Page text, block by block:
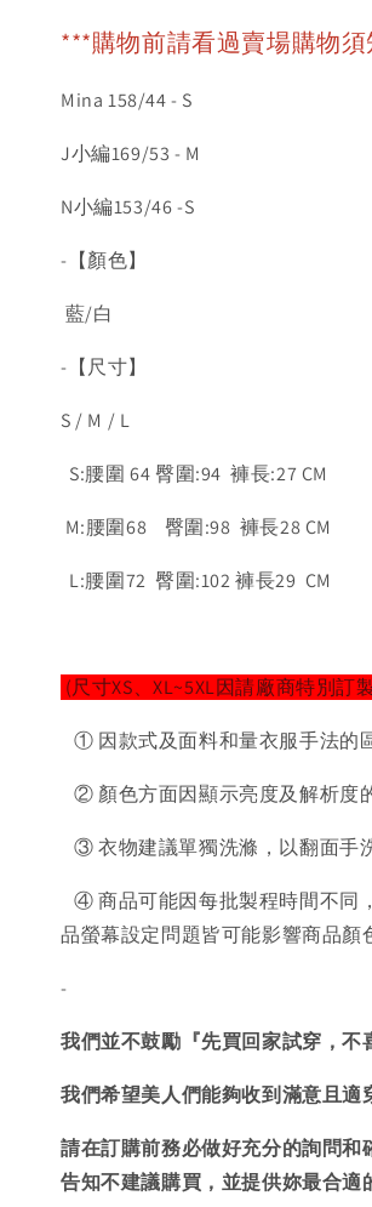
***購物前請看過賣場購物
Mina 158/44 - S
J小編169/53 - M
N小編153/46 -S
-【顏色】
藍/白
-【尺寸】
S / M / L
S:腰圍 64 臀圍:94 褲長:27 CM
M:腰圍68 臀圍:98 褲長28 CM
L:腰圍72 臀圍:102 褲長29 CM
(尺寸XS、XL~5XL因請廠商特別
① 因款式及面料和量衣服手法的
② 顏色方面因顯示亮度及解析度
③ 衣物建議單獨洗滌，以翻面手
④ 商品可能因每批製程時間不同
品螢幕設定問題皆可能影響商品顏
-
我們並不鼓勵『先買回家試穿，不
我們希望美人們能夠收到滿意且
請在訂購前務必做好充分的詢問和
告知不建議購買， 並提供妳最合適